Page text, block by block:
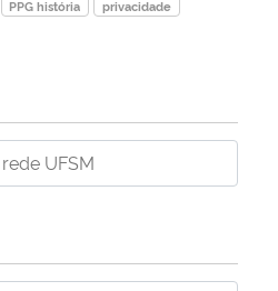
Direitos Humanos
PPG história privacidade